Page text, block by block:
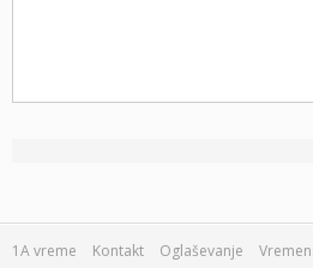
1A vreme Kontakt Oglaševanje